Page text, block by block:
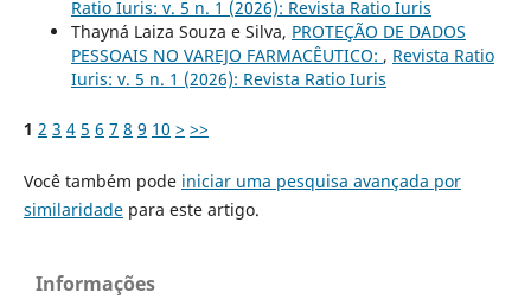
Ratio Iuris: v. 5 n. 1 (2026): Revista Ratio Iuris
Thayná Laiza Souza e Silva, PROTEÇÃO DE DADOS
PESSOAIS NO VAREJO FARMACÊUTICO: , Revista Ratio
Iuris: v. 5 n. 1 (2026): Revista Ratio Iuris
1 2 3 4 5 6 7 8 9 10 > >>
Você também pode iniciar uma pesquisa avançada por
similaridadepara este artigo.
Informações